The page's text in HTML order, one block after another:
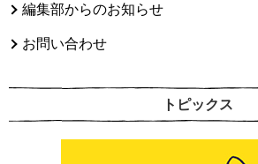
編集部からのお知らせ
お問い合わせ
トピックス